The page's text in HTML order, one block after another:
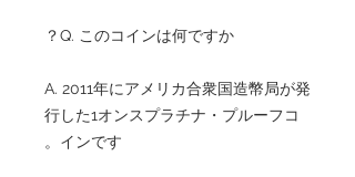
Q. このコインは何ですか？
A. 2011年にアメリカ合衆国造幣局が発
行した1オンスプラチナ・プルーフコ
インです。